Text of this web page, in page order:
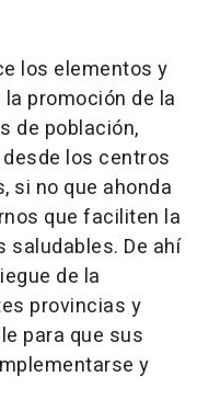
los elementos y
promoción de la
de población,
los centros
si no que ahonda
que faciliten la
saludables. De ahí
de la
provincias y
para que sus
y